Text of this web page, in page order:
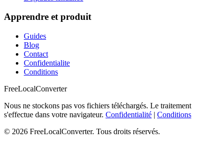
Apprendre et produit
Guides
Blog
Contact
Confidentialite
Conditions
FreeLocalConverter
Nous ne stockons pas vos fichiers téléchargés. Le traitement
s'effectue dans votre navigateur. Confidentialité | Conditions
© 2026 FreeLocalConverter. Tous droits réservés.